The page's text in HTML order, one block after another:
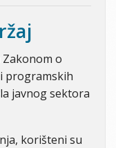
Zakonom o
programskih
javnog sektora
korišteni su